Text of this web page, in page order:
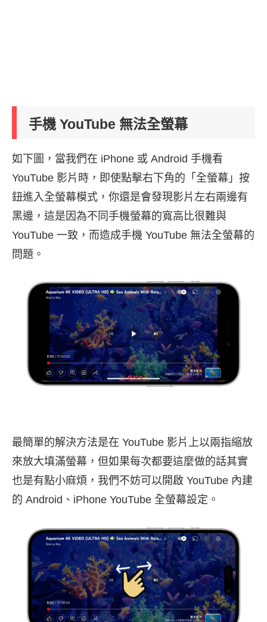
手機 YouTube 無法全螢幕
如下圖，當我們在 iPhone 或 Android 手機看
YouTube 影片時，即使點擊右下角的「全螢幕」按
鈕進入全螢幕模式，你還是會發現影片左右兩邊有
黑邊，這是因為不同手機螢幕的寬高比很難與
YouTube 一致，而造成手機 YouTube 無法全螢幕的
問題。
最簡單的解決方法是在 YouTube 影片上以兩指縮放
來放大填滿螢幕，但如果每次都要這麼做的話其實
也是有點小麻煩，我們不妨可以開啟 YouTube 內建
的 Android、iPhone YouTube 全螢幕設定。